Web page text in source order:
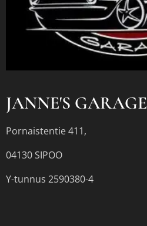
JANNE'S GARAGE
Pornaistentie 411,
04130 SIPOO
Y-tunnus 2590380-4